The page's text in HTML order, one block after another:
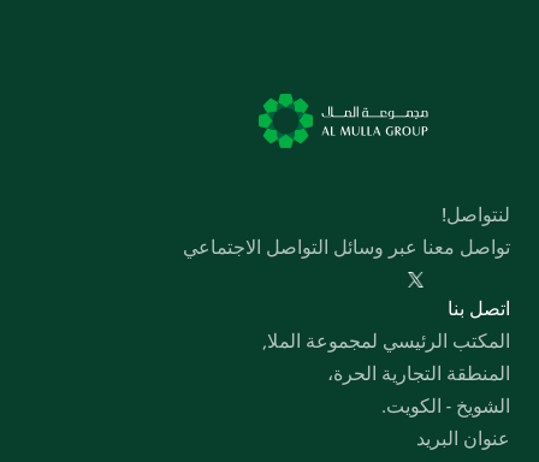
لنتواصل!
تواصل معنا عبر وسائل التواصل الاجتماعي
  اﺗﺼﻞ ﺑﻨﺎ
المكتب الرئيسي لمجموعة الملا,
المنطقة التجارية الحرة،
الشويخ - الكويت.
عنوان البريد